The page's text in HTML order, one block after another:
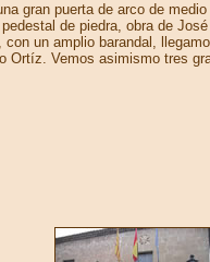
gran puerta de arco de
de piedra, obra de
con un amplio barandal,
Ortíz. Vemos asimismo tres